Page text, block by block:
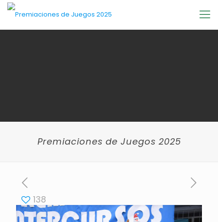
Premiaciones de Juegos 2025
138